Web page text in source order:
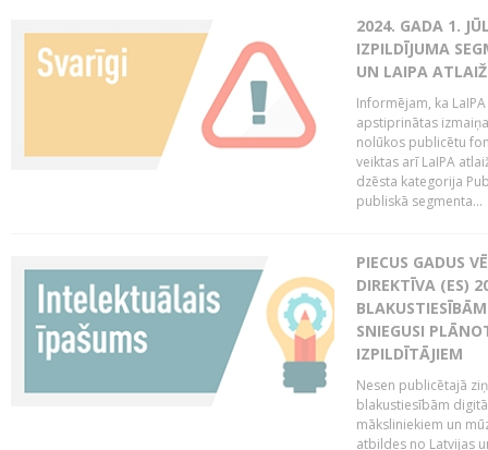
2024. GADA 1.
IZPILDĪJUMA
UN LAIPA
Informējam, ka
apstiprinātas
nolūkos publicētu
veiktas arī LaIPA
dzēsta kategorija
publiskā segmenta...
PIECUS GADUS
DIREKTĪVA (ES)
SNIEGUSI
IZPILDĪTĀJIEM
Nesen publicētajā
blakustiesībām
māksliniekiem un
atbildes no Latvijas